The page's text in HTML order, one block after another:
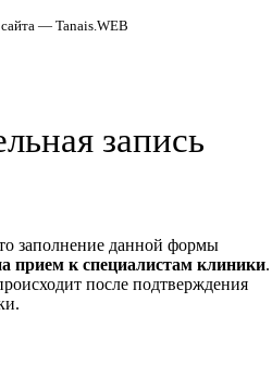
сайта — Tanais.WEB
запись
заполнение данной формы
прием к специалистам клиники.
после подтверждения